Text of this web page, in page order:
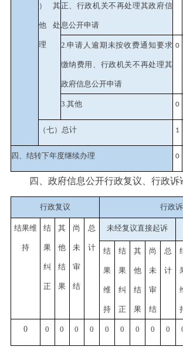
）其
他处
理
正、行政机关不再处理其政府信
息公开申请
2.申请人逾期未按收费通知要求
缴纳费用、行政机关不再处理其
政府信息公开申请
0
3.其他 0
（七）总计 1
四、结转下年度继续办理 0
四、政府信息公开行政复议、行政诉
行政复议 行政
结果维
持
结
果
纠
正
其
他
结
果
尚
未
审
结
总
计
未经复议直接起诉
结
果
维
持
结
果
纠
正
其
他
结
果
尚
未
审
结
总
计
0 0 0 0 0 0 0 0 0 0